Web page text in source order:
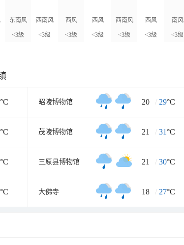
东南风
<3级
西南风
<3级
西风
<3级
西风
<3级
西南风
<3级
西风
<3级
南风
<3级
°C 昭陵博物馆 20 / 29°C
°C 茂陵博物馆 21 / 31°C
°C 三原县博物馆 21 / 30°C
°C 大佛寺 18 / 27°C